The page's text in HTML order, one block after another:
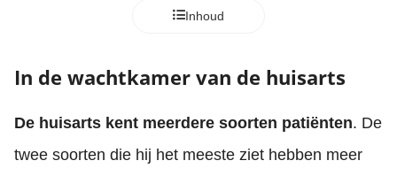
Inhoud
In de wachtkamer van de huisarts
De huisarts kent meerdere soorten patiënten. De
twee soorten die hij het meeste ziet hebben meer